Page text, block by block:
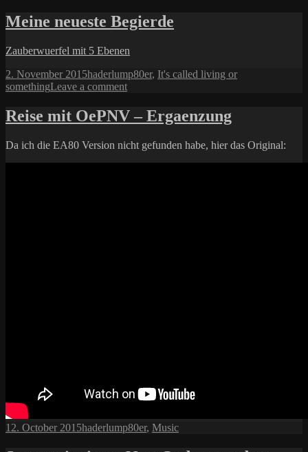
Lied/Video
des
Meine neueste Begierde
Zauberwuerfel mit 5 Ebenen
Posted
on
2. November 2015Author
haderlumpCategories
80er, It's called living or
somethingLeave a commenton
neueste
Begierde
Reise mit OePNV – Ergaenzung
Da ich die EA80 Version nicht gefunden habe, hier das Original:
Posted
12. October 2015Author
haderlumpCategories
80er, Music